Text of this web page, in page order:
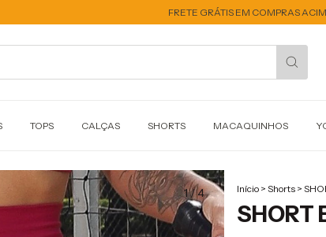
FRETE GRÁTIS EM COMPRAS ACIMA DE
TOPS CALÇAS SHORTS MACAQUINHOS
1/4 Início > Shorts >
SHORT